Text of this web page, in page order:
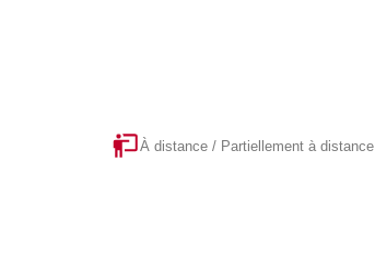
À distance / Partiellement à distance